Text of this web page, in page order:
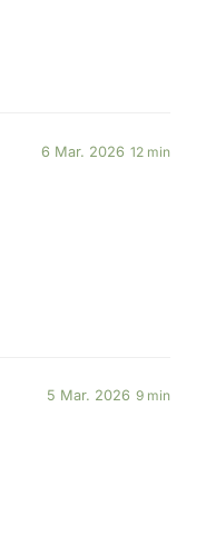
6 Mar. 2026 12 min
5 Mar. 2026 9 min